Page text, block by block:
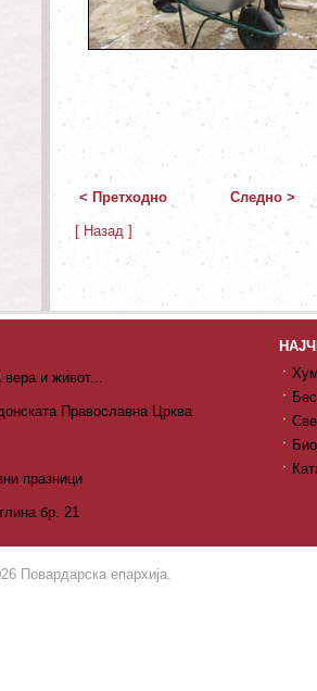
< Претходно Следно >
[ Назад ]
вера и живот...
Православна Црква
празници
бр. 21
Повардарска епархија.